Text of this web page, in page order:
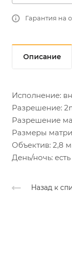
RJ45 10M/100M
Гарантия на
Описание
Исполнение:
Разрешение:
Разрешение
Размеры
Объектив: 2,8
День/ночь: есть
Назад к